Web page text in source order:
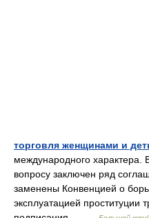
торговля женщинами и
международного характера.
вопросу заключен ряд
заменены Конвенцией о
эксплуатацией проституции